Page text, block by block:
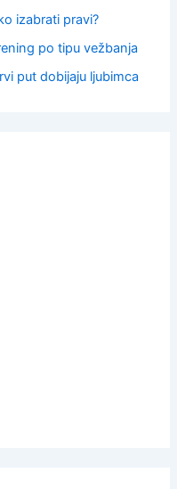
izabrati pravi?
po tipu vežbanja
put dobijaju ljubimca